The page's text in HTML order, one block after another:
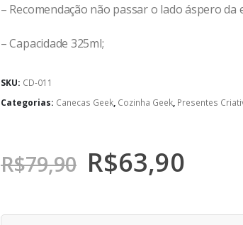
– Recomendação não passar o lado áspero da
– Capacidade 325ml;
SKU: CD-011
Categorias: Canecas Geek, Cozinha Geek, Presentes
R$79,90 R$63,90